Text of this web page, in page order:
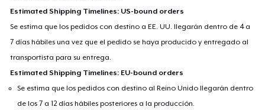
Estimated Shipping Timelines: US-bound orders
Se estima que los pedidos con destino a EE. UU. llegarán dentro de 4 a
7 días hábiles una vez que el pedido se haya producido y entregado al
transportista para su entrega.
Estimated Shipping Timelines: EU-bound orders
Se estima que los pedidos con destino al Reino Unido llegarán dentro
de los 7 a 12 días hábiles posteriores a la producción.